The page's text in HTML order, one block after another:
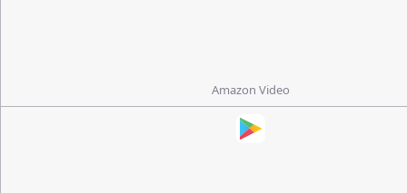
Amazon Video